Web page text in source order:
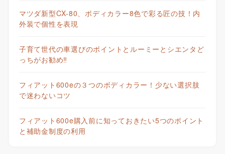
マツダ新型CX-80、ボディカラー8色で彩る匠の技！内
外装で個性を表現
子育て世代の車選びのポイントとルーミーとシエンタど
っちがお勧め‼
フィアット600eの３つのボディカラー！少ない選択肢
で迷わないコツ
フィアット600e購入前に知っておきたい5つのポイント
と補助金制度の利用